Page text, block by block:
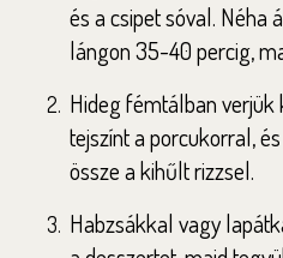
és a csipet sóval. Néha
lángon 35-40 percig,
Hideg fémtálban
tejszínt a porcukorral,
össze a kihűlt rizzsel.
Habzsákkal vagy